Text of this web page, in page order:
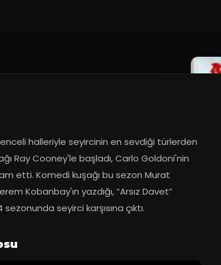
halleriyle seyircinin en sevdiği türlerden
Ray Cooney'le başladı, Carlo Goldoni'nin
etti. Komedi kuşağı bu sezon Murat
Kobanbay'ın yazdığı, “Arsız Davet”
seyirci karşısına çıktı.